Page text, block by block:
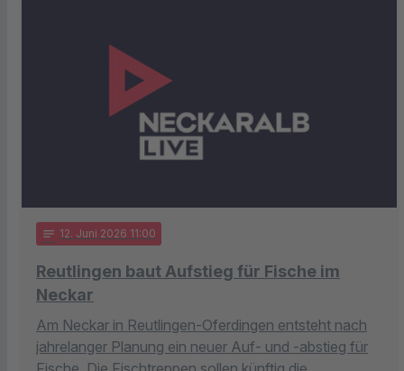
notes 12. Juni 2026 11:00
Reutlingen baut Aufstieg für Fische im
Neckar
Am Neckar in Reutlingen-Oferdingen entsteht nach
jahrelanger Planung ein neuer Auf- und -abstieg für